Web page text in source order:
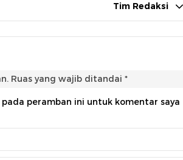
Tim Redaksi
Ruas yang wajib ditandai *
peramban ini untuk komentar saya